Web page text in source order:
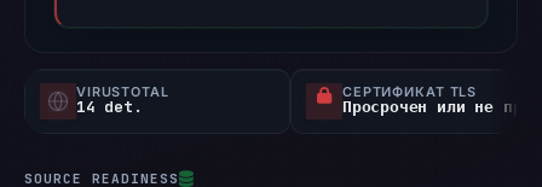
VIRUSTOTAL
14 det.
СЕРТИФИКАТ TLS